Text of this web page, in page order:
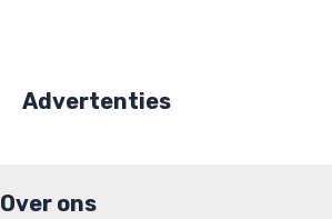
Advertenties
Over ons